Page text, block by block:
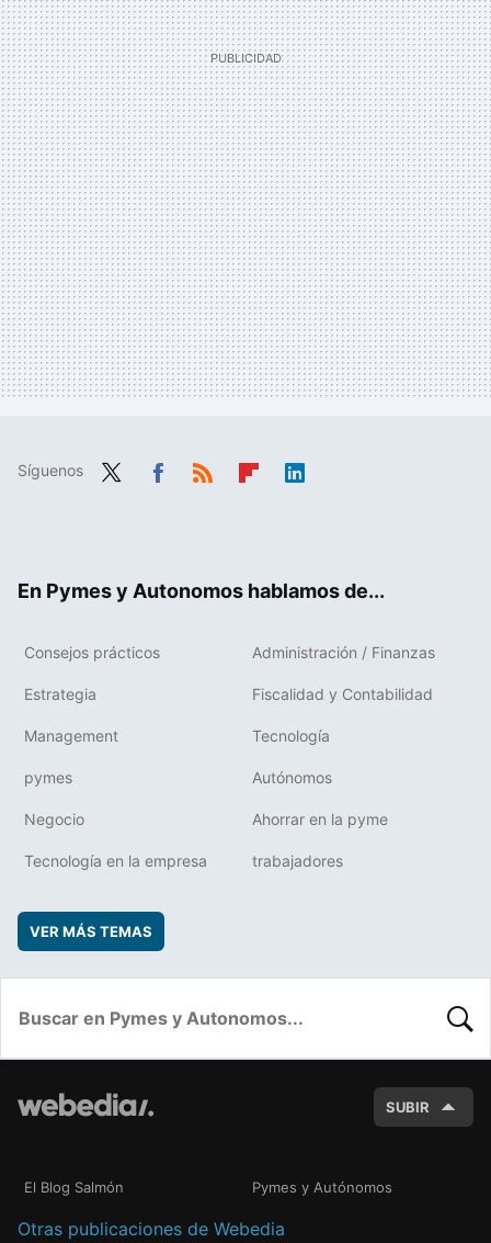
Síguenos
En Pymes y Autonomos hablamos de...
Consejos prácticos Administración / Finanzas
Estrategia Fiscalidad y Contabilidad
Management Tecnología
pymes Autónomos
Negocio Ahorrar en la pyme
Tecnología en la empresa trabajadores
VER MÁS TEMAS
SUBIR
El Blog Salmón Pymes y Autónomos
Otras publicaciones de Webedia